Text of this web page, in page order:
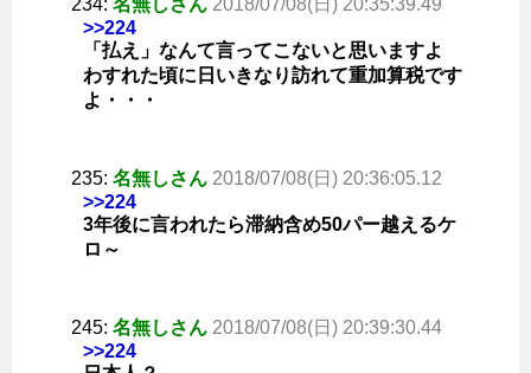
234: 名無しさん 2018/07/08(日) 20:35:39.49
>>224
「払え」なんて言ってこないと思いますよ
わすれた頃に日いきなり訪れて重加算税です
よ・・・
235: 名無しさん 2018/07/08(日) 20:36:05.12
>>224
3年後に言われたら滞納含め50パー越えるケ
ロ～
245: 名無しさん 2018/07/08(日) 20:39:30.44
>>224